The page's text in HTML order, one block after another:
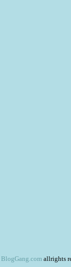
BlogGang.com allrights